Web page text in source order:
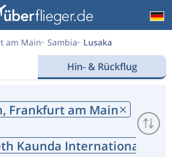
am Main Sambia Lusaka
Hin- & Rückflug
Frankfurt am Main
Kaunda International